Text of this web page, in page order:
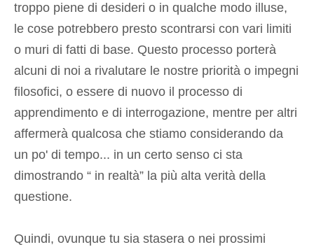
troppo piene di desideri o in qualche modo illuse,
le cose potrebbero presto scontrarsi con vari limiti
o muri di fatti di base. Questo processo porterà
alcuni di noi a rivalutare le nostre priorità o impegni
filosofici, o essere di nuovo il processo di
apprendimento e di interrogazione, mentre per altri
affermerà qualcosa che stiamo considerando da
un po' di tempo... in un certo senso ci sta
dimostrando “ in realtà” la più alta verità della
questione.
Quindi, ovunque tu sia stasera o nei prossimi